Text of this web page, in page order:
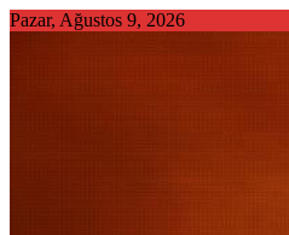
Skip
Pazar, Ağustos 9, 2026